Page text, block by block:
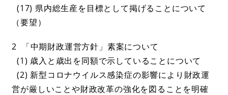
(17) 県内総生産を目標として掲げることについて
（要望）
2 「中期財政運営方針」素案について
(1) 歳入と歳出を同額で示していることについて
(2) 新型コロナウイルス感染症の影響により財政運
営が厳しいことや財政改革の強化を図ることを明確